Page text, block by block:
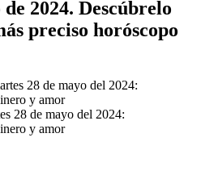
2024. Descúbrelo
preciso horóscopo
28 de mayo del 2024:
y amor